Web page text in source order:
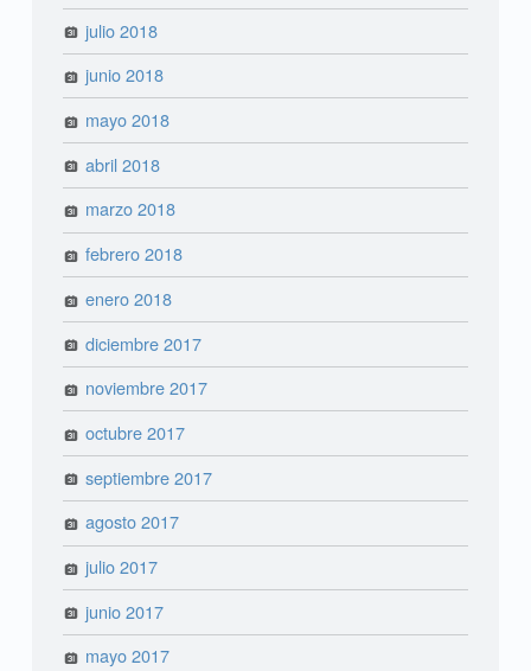
julio 2018
junio 2018
mayo 2018
abril 2018
marzo 2018
febrero 2018
enero 2018
diciembre 2017
noviembre 2017
octubre 2017
septiembre 2017
agosto 2017
julio 2017
junio 2017
mayo 2017